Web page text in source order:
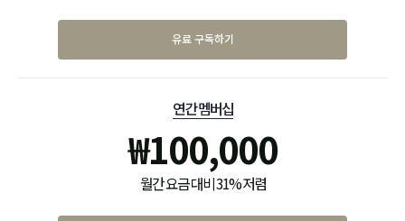
유료 구독하기
연간 멤버십
₩100,000
월간 요금 대비 31% 저렴